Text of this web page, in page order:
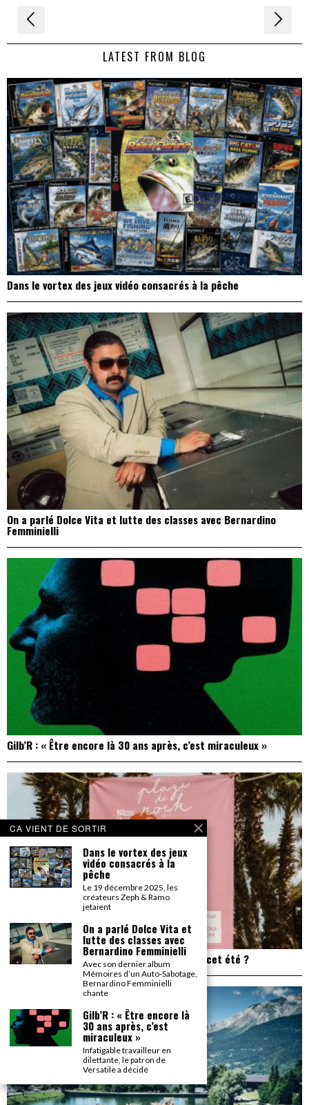
Navigation
de LATEST FROM BLOG
Dans le vortex des jeux vidéo consacrés à la pêche
On a parlé Dolce Vita et lutte des classes avec Bernardino
Femminielli
Gilb’R : « Être encore là 30 ans après, c’est miraculeux »
Plage de Rock : et si on allait à Saint Trop’ cet été ?
CA VIENT DE SORTIR
Dans le vortex des jeux
vidéo consacrés à la
pêche
Le 19 décembre 2025, les
créateurs Zeph & Ramo
jetaient
On a parlé Dolce Vita et
lutte des classes avec
Bernardino Femminielli
Avec son dernier album
Mémoires d’un Auto-Sabotage,
Bernardino Femminielli
chante
Gilb’R : « Être encore là
30 ans après, c’est
miraculeux »
Infatigable travailleur en
dilettante, le patron de
Versatile a décidé